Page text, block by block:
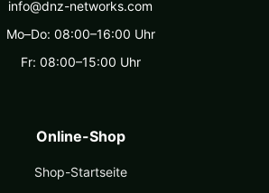
info@dnz-networks.com
Mo–Do: 08:00–16:00 Uhr
Fr: 08:00–15:00 Uhr
Online-Shop
Shop-Startseite